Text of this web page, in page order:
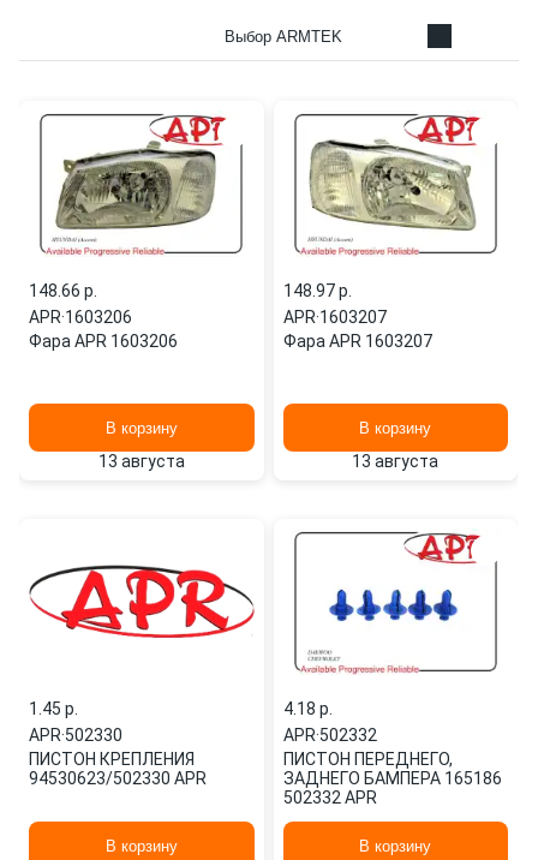
Выбор ARMTEK
148.66 p.
APR·1603206
Фара APR 1603206
В корзину
13 августа
148.97 p.
APR·1603207
Фара APR 1603207
В корзину
13 августа
1.45 p.
APR·502330
ПИСТОН КРЕПЛЕНИЯ
94530623/502330 APR
В корзину
4.18 p.
APR·502332
ПИСТОН ПЕРЕДНЕГО,
ЗАДНЕГО БАМПЕРА 165186
502332 APR
В корзину